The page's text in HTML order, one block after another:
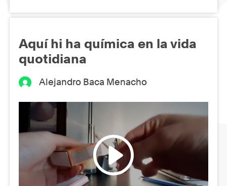
Aquí hi ha química en la vida
quotidiana
Alejandro Baca Menacho